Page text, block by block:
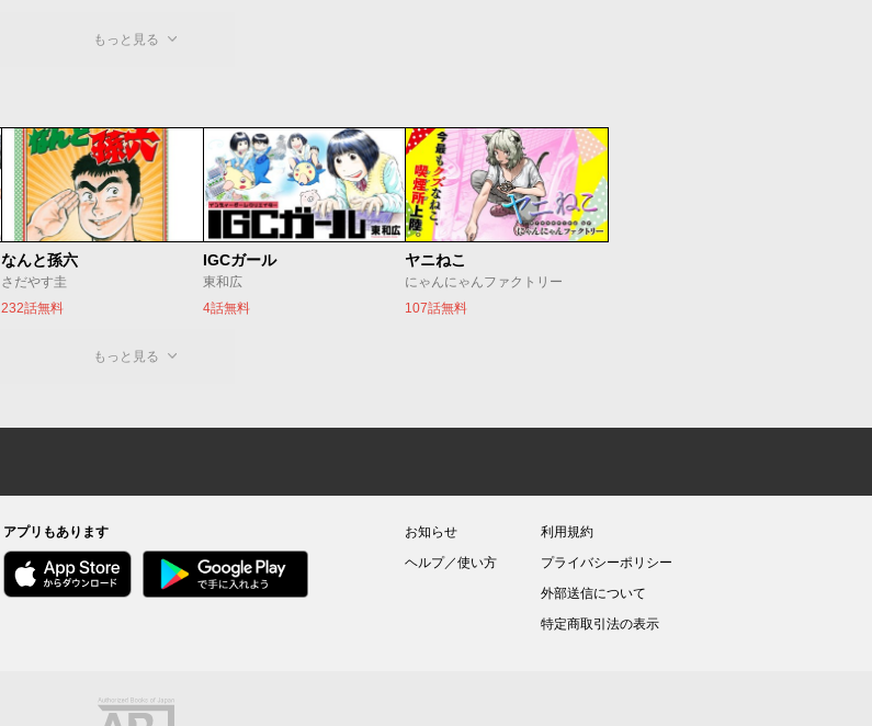
もっと見る
なんと孫六
さだやす圭
232話無料
IGCガール
東和広
4話無料
ヤニねこ
にゃんにゃんファクトリー
107話無料
もっと見る
アプリもあります
お知らせ
ヘルプ／使い方
利用規約
プライバシーポリシー
外部送信について
特定商取引法の表示